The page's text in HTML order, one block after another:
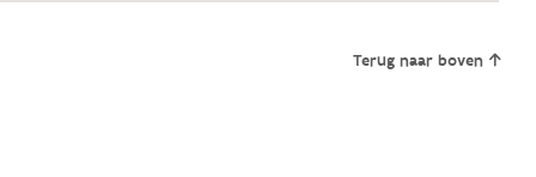
Terug naar boven